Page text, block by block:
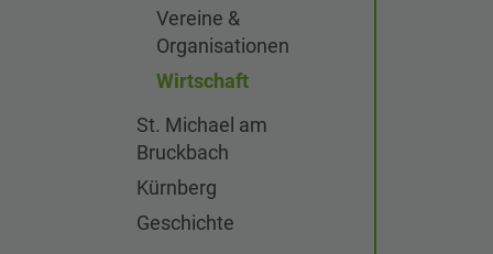
Vereine &
Organisationen
Wirtschaft
St. Michael am
Bruckbach
Kürnberg
Geschichte